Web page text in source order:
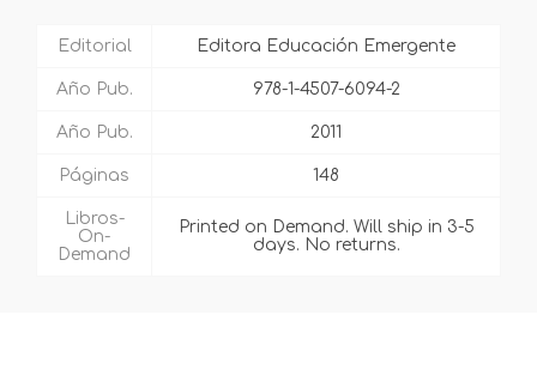
Editorial Editora Educación Emergente
Año Pub. 978-1-4507-6094-2
Año Pub. 2011
Páginas 148
Libros-
On-
Demand
Printed on Demand. Will ship in 3-5
days. No returns.